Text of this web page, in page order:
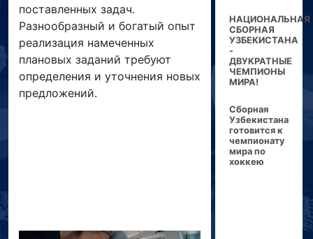
поставленных задач.
Разнообразный и богатый опыт
реализация намеченных
плановых заданий требуют
определения и уточнения новых
предложений.
НАЦИОНАЛЬНАЯ
СБОРНАЯ
УЗБЕКИСТАНА
-
ДВУКРАТНЫЕ
ЧЕМПИОНЫ
МИРА!
Сборная
Узбекистана
готовится к
чемпионату
мира по
хоккею